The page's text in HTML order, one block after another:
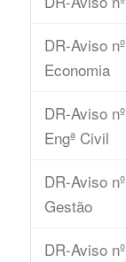
DR-Aviso
Economia
DR-Aviso
Engª Civil
DR-Aviso
Gestão
DR-Aviso